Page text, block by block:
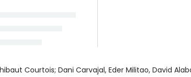
Courtois; Dani Carvajal, Eder Militao, David